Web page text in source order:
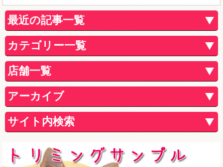
最近の記事一覧
カテゴリー一覧
店舗一覧
アーカイブ
サイト内検索